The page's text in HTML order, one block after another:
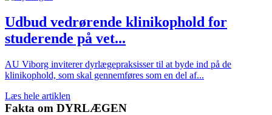
Udbud vedrørende klinikophold for
studerende på vet...
AU Viborg inviterer dyrlægepraksisser til at byde ind på de
klinikophold, som skal gennemføres som en del af...
Læs hele artiklen
Fakta om DYRLÆGEN